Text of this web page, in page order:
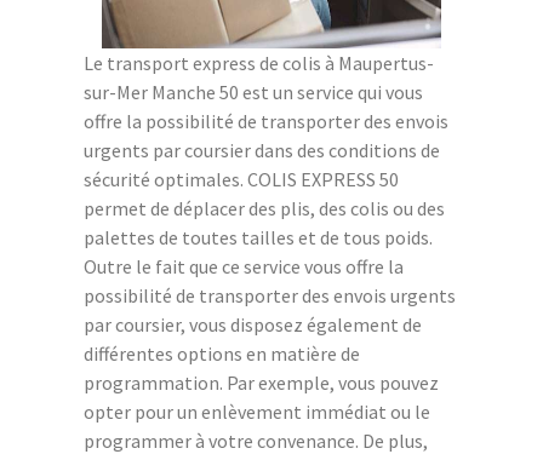
Le transport express de colis à Maupertus-
sur-Mer Manche 50 est un service qui vous
offre la possibilité de transporter des envois
urgents par coursier dans des conditions de
sécurité optimales. COLIS EXPRESS 50
permet de déplacer des plis, des colis ou des
palettes de toutes tailles et de tous poids.
Outre le fait que ce service vous offre la
possibilité de transporter des envois urgents
par coursier, vous disposez également de
différentes options en matière de
programmation. Par exemple, vous pouvez
opter pour un enlèvement immédiat ou le
programmer à votre convenance. De plus,